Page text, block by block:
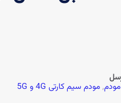
مودم,مودم سیم کارتی 4G و 5G